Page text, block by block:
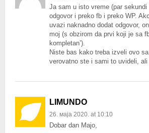
Ja sam u isto vreme (par sekundi
odgovor i preko fb i preko WP.
uvazi naknadno dodat odgovor,
moj (s obzirom da prvi koji je sa
kompletan’).
Niste bas kako treba izveli ovo sa
verovatno ste i sami to uvideli, ali
LIMUNDO
26. маја 2020. at 10:10
Dobar dan Majo,